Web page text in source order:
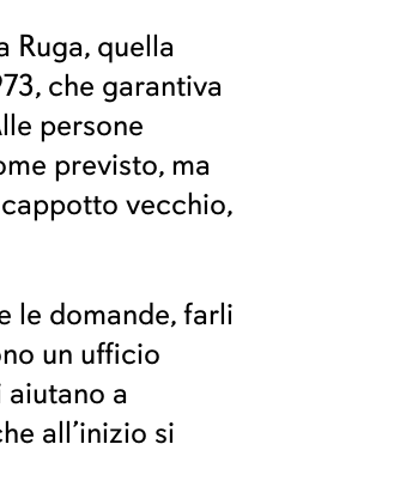
Ruga, quella
che garantiva
persone
previsto, ma
vecchio,
le domande, farli
un ufficio
a
all’inizio si